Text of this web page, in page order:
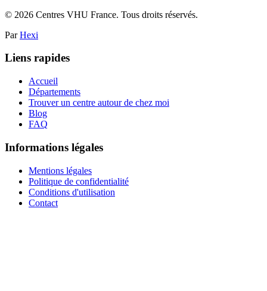
© 2026 Centres VHU France. Tous droits réservés.
Par Hexi
Liens rapides
Accueil
Départements
Trouver un centre autour de chez moi
Blog
FAQ
Informations légales
Mentions légales
Politique de confidentialité
Conditions d'utilisation
Contact